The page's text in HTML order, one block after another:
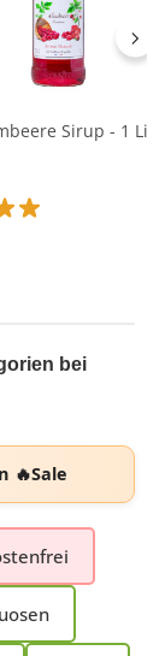
Sirup - 1
bei
🔥Sale